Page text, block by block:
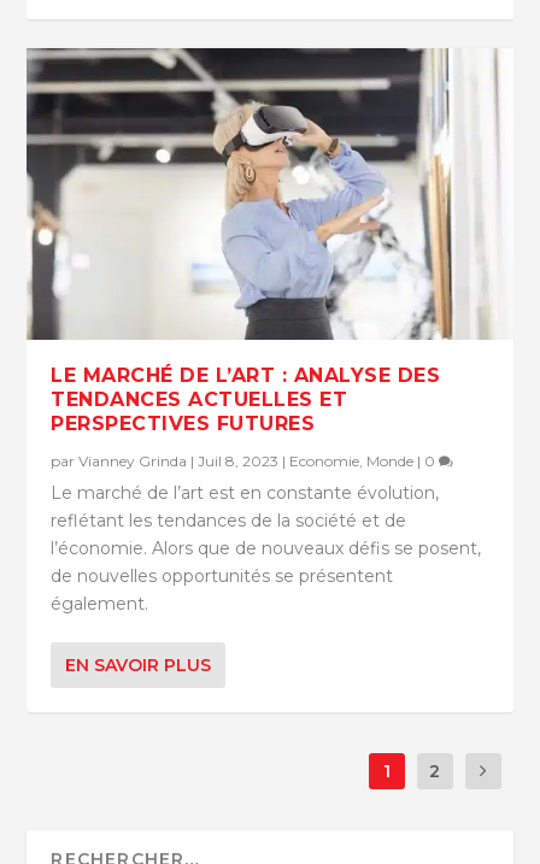
LE MARCHÉ DE L’ART : ANALYSE DES
TENDANCES ACTUELLES ET
PERSPECTIVES FUTURES
parVianney Grinda |Juil 8, 2023 | Economie, Monde | 0
Le marché de l’art est en constante évolution,
reflétant les tendances de la société et de
l’économie. Alors que de nouveaux défis se posent,
de nouvelles opportunités se présentent
également.
EN SAVOIR PLUS
1 2